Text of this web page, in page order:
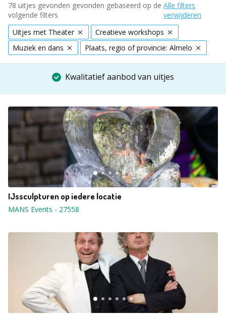
78 uitjes gevonden gevonden gebaseerd op de
volgende filters
Alle filters
verwijderen
Uitjes met Theater
Creatieve workshops
Muziek en dans
Plaats, regio of provincie: Almelo
Kwalitatief aanbod van uitjes
IJssculpturen op iedere locatie
MANS Events - 27558